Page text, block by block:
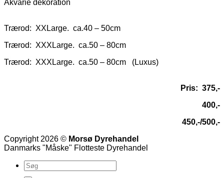
Akvarie dekoration
Trærod: XXLarge. ca.40 – 50cm
Trærod: XXXLarge. ca.50 – 80cm
Trærod: XXXLarge. ca.50 – 80cm (Luxus)
Pris: 375,-
400,-
450,-/500,-
Copyright 2026 © Morsø Dyrehandel
Danmarks "Måske" Flotteste Dyrehandel